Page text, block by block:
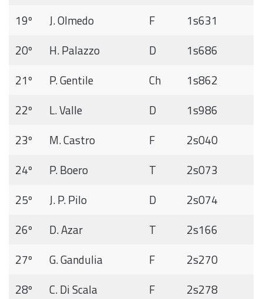
19º
J. Olmedo F
1s631
20º
H. Palazzo D
1s686
21º
P. Gentile Ch
1s862
22º
L. Valle D
1s986
23º
M. Castro F
2s040
24º
P. Boero T
2s073
25º
J. P. Pilo D
2s074
26º
D. Azar T
2s166
27º
G. Gandulia F
2s270
28º
C. Di Scala F
2s278